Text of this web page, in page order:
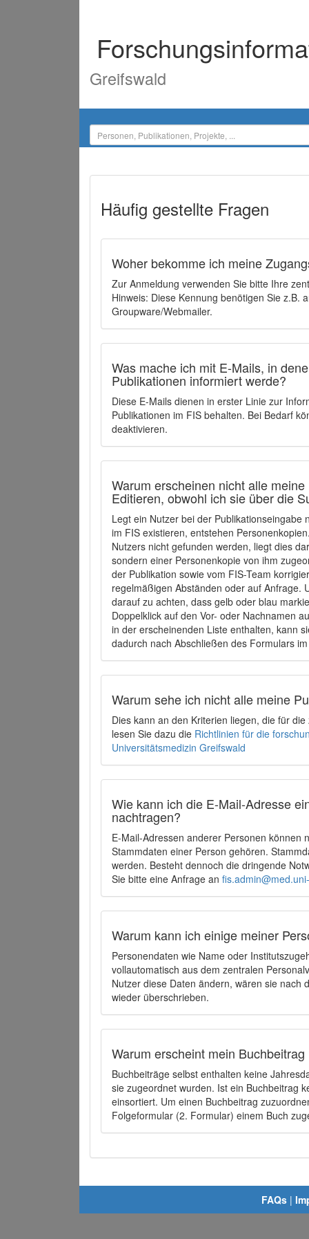
Greifswald
Häufig gestellte Fragen
Woher bekomme ich meine
Zur Anmeldung verwenden Sie bitte Ihre
Hinweis: Diese Kennung benötigen Sie z.B.
Groupware/Webmailer.
Was mache ich mit E-Mails, in
Publikationen informiert werde?
Diese E-Mails dienen in erster Linie zur
Publikationen im FIS behalten. Bei Bedarf
deaktivieren.
Warum erscheinen nicht alle
Editieren, obwohl ich sie über die
Legt ein Nutzer bei der
im FIS existieren, entstehen
Nutzers nicht gefunden werden, liegt dies
sondern einer Personenkopie von ihm
der Publikation sowie vom FIS-Team
regelmäßigen Abständen oder auf Anfrage.
darauf zu achten, dass gelb oder blau
Doppelklick auf den Vor- oder Nachnamen
in der erscheinenden Liste enthalten, kann
dadurch nach Abschließen des Formulars
Warum sehe ich nicht alle meine
Dies kann an den Kriterien liegen, die für
lesen Sie dazu die Richtlinien für die
Universitätsmedizin Greifswald
Wie kann ich die E-Mail-Adresse
nachtragen?
E-Mail-Adressen anderer Personen können
Stammdaten einer Person gehören.
werden. Besteht dennoch die dringende
Sie bitte eine Anfrage an
Warum kann ich einige meiner
Personendaten wie Name oder
vollautomatisch aus dem zentralen
Nutzer diese Daten ändern, wären sie
wieder überschrieben.
Warum erscheint mein
Buchbeiträge selbst enthalten keine
sie zugeordnet wurden. Ist ein Buchbeitrag
einsortiert. Um einen Buchbeitrag
Folgeformular (2. Formular) einem Buch
FAQs |